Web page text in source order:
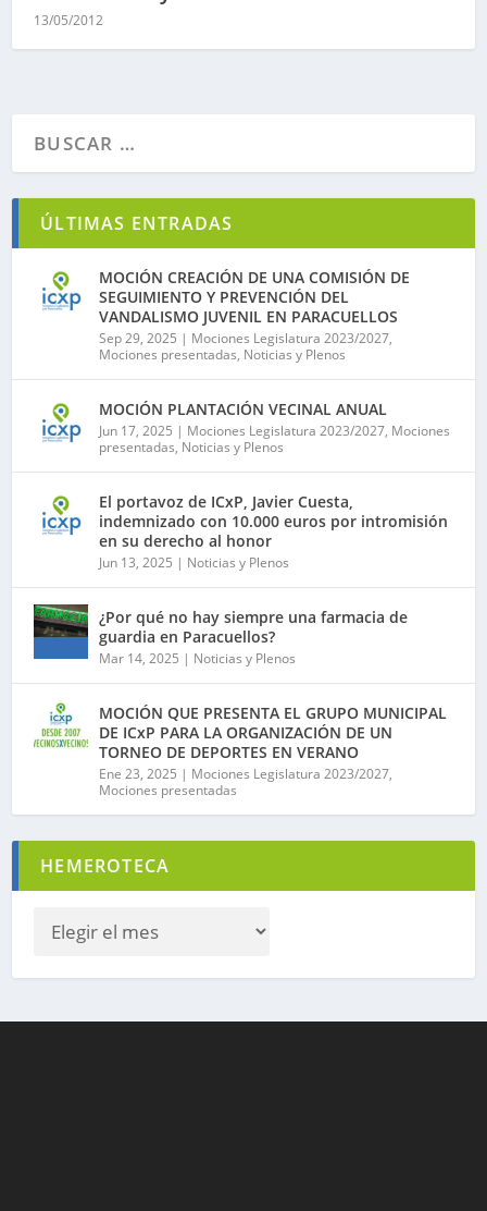
13/05/2012
ÚLTIMAS ENTRADAS
MOCIÓN CREACIÓN DE UNA COMISIÓN DE
SEGUIMIENTO Y PREVENCIÓN DEL
VANDALISMO JUVENIL EN PARACUELLOS
Sep 29, 2025 | Mociones Legislatura 2023/2027,
Mociones presentadas, Noticias y Plenos
MOCIÓN PLANTACIÓN VECINAL ANUAL
Jun 17, 2025 | Mociones Legislatura 2023/2027, Mociones
presentadas, Noticias y Plenos
El portavoz de ICxP, Javier Cuesta,
indemnizado con 10.000 euros por intromisión
en su derecho al honor
Jun 13, 2025 | Noticias y Plenos
¿Por qué no hay siempre una farmacia de
guardia en Paracuellos?
Mar 14, 2025 | Noticias y Plenos
MOCIÓN QUE PRESENTA EL GRUPO MUNICIPAL
DE ICxP PARA LA ORGANIZACIÓN DE UN
TORNEO DE DEPORTES EN VERANO
Ene 23, 2025 | Mociones Legislatura 2023/2027,
Mociones presentadas
HEMEROTECA